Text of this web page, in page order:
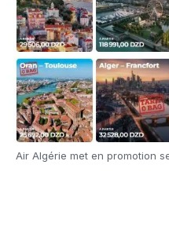
Air Algérie met en promotion